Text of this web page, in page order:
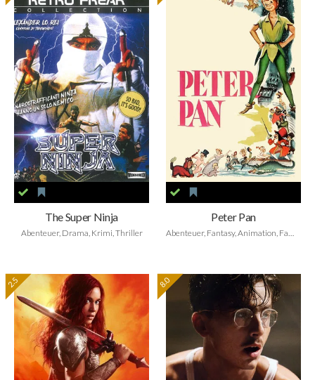
The Super Ninja
Abenteuer, Drama, Krimi, Thriller
Peter Pan
Abenteuer, Fantasy, Animation, Family, Musical
2.5 8.0